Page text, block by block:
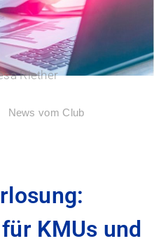
Riether
News vom Club
KMUs und